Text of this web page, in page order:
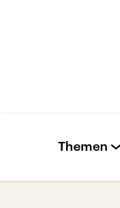
Themen